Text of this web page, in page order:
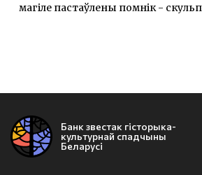
магіле пастаўлены помнік -
Банк звестак гісторыка-
культурнай спадчыны
Беларусі